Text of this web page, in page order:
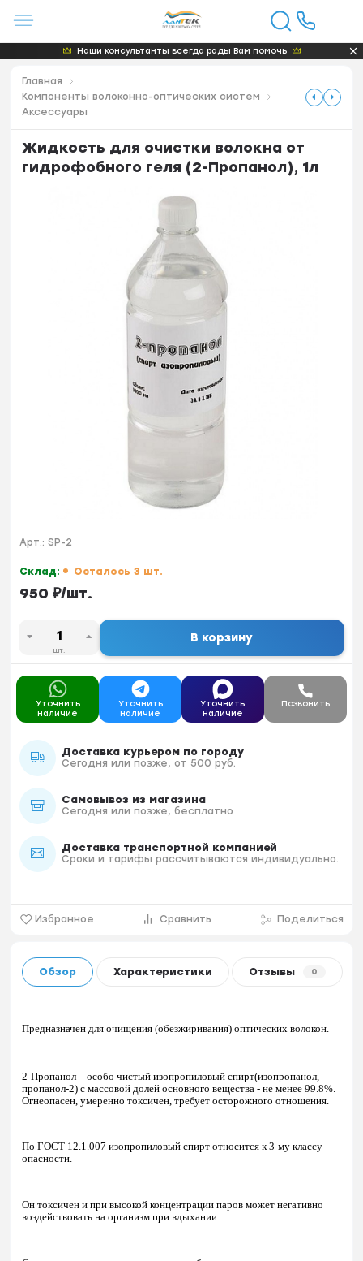
Наши консультанты всегда рады Вам помочь
Главная
Компоненты волоконно-оптических систем
Аксессуары
Жидкость для очистки волокна от
гидрофобного геля (2-Пропанол), 1л
Арт.: SP-2
Склад: Осталось 3 шт.
950 ₽/шт.
шт.
В корзину
Уточнить
наличие
Уточнить
наличие
Уточнить
наличие
Позвонить
Доставка курьером по городу
Сегодня или позже, от 500 руб.
Самовывоз из магазина
Сегодня или позже, бесплатно
Доставка транспортной компанией
Сроки и тарифы рассчитываются индивидуально.
Избранное Сравнить Поделиться
Обзор Характеристики Отзывы 0
Предназначен для очищения (обезжиривания) оптических волокон.
2-Пропанол – особо чистый изопропиловый спирт(изопропанол,
пропанол-2) с массовой долей основного вещества - не менее 99.8%.
Огнеопасен, умеренно токсичен, требует осторожного отношения.
По ГОСТ 12.1.007 изопропиловый спирт относится к 3-му классу
опасности.
Он токсичен и при высокой концентрации паров может негативно
воздействовать на организм при вдыхании.